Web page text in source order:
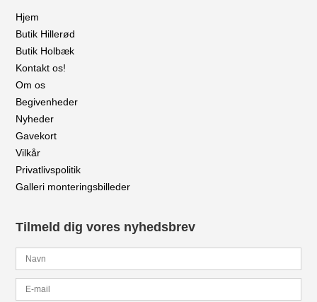
Hjem
Butik Hillerød
Butik Holbæk
Kontakt os!
Om os
Begivenheder
Nyheder
Gavekort
Vilkår
Privatlivspolitik
Galleri monteringsbilleder
Tilmeld dig vores nyhedsbrev